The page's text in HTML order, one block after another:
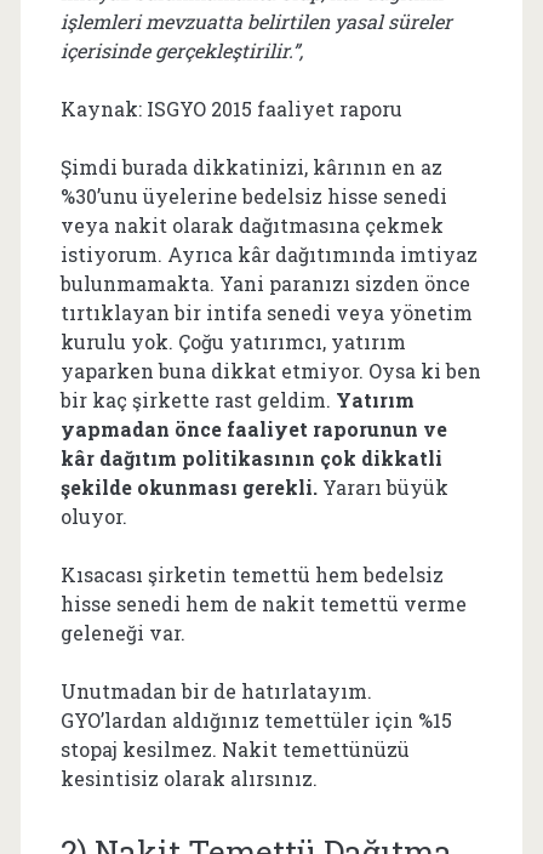
işlemleri mevzuatta belirtilen yasal süreler
içerisinde gerçekleştirilir.”,
Kaynak: ISGYO 2015 faaliyet raporu
Şimdi burada dikkatinizi, kârının en az
%30’unu üyelerine bedelsiz hisse senedi
veya nakit olarak dağıtmasına çekmek
istiyorum. Ayrıca kâr dağıtımında imtiyaz
bulunmamakta. Yani paranızı sizden önce
tırtıklayan bir intifa senedi veya yönetim
kurulu yok. Çoğu yatırımcı, yatırım
yaparken buna dikkat etmiyor. Oysa ki ben
bir kaç şirkette rast geldim. Yatırım
yapmadan önce faaliyet raporunun ve
kâr dağıtım politikasının çok dikkatli
şekilde okunması gerekli.Yararı büyük
oluyor.
Kısacası şirketin temettü hem bedelsiz
hisse senedi hem de nakit temettü verme
geleneği var.
Unutmadan bir de hatırlatayım.
GYO’lardan aldığınız temettüler için %15
stopaj kesilmez. Nakit temettünüzü
kesintisiz olarak alırsınız.